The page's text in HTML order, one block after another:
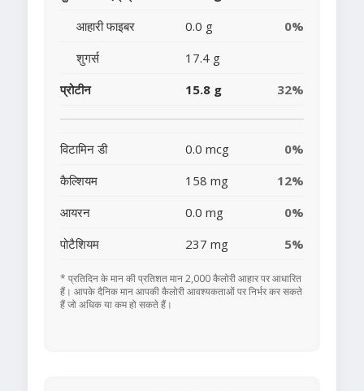
आहारी फाइबर
0.0 g
0%
शुगर्स
17.4 g
प्रोटीन
15.8 g 32%
विटामिन डी 0.0 mcg
0%
कैल्शियम
158 mg
12%
आयरन
0.0 mg
0%
पोटैशियम
237 mg 5%
* प्रतिदिन के मान की प्रतिशत मान 2,000 कैलोरी आहार पर आधारित
हैं। आपके दैनिक मान आपकी कैलोरी आवश्यकताओं पर निर्भर कर सकते
हैं जो अधिक या कम हो सकते हैं।